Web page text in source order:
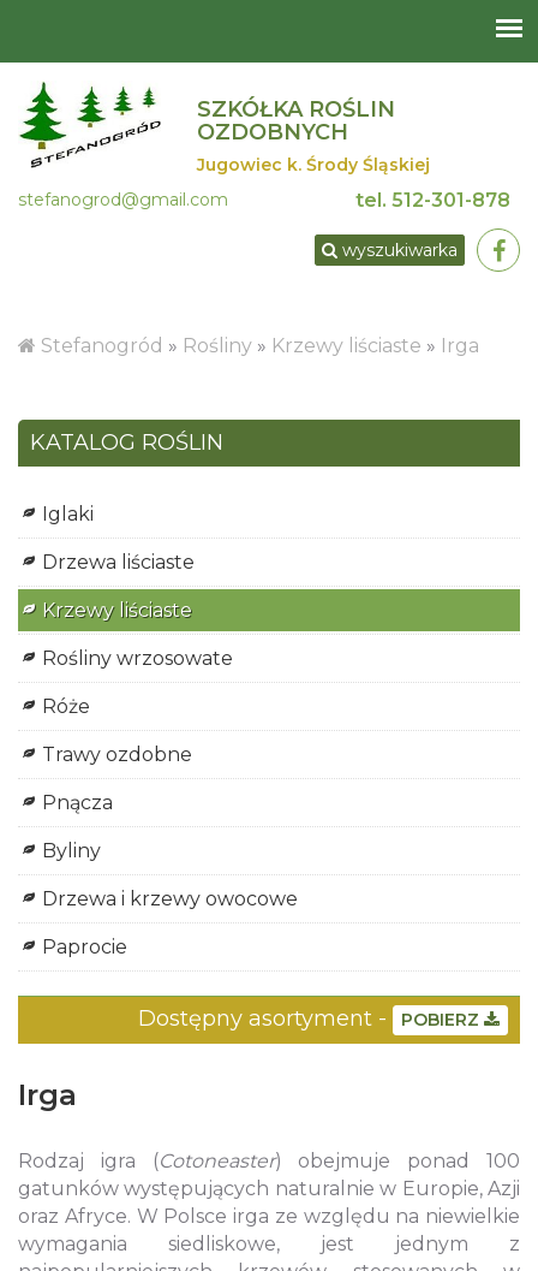
SZKÓŁKA ROŚLIN
OZDOBNYCH
Jugowiec k. Środy Śląskiej
stefanogrod@gmail.com
tel. 512-301-878
wyszukiwarka
Stefanogród » Rośliny » Krzewy liściaste » Irga
KATALOG ROŚLIN
Iglaki
Drzewa liściaste
Krzewy liściaste
Rośliny wrzosowate
Róże
Trawy ozdobne
Pnącza
Byliny
Drzewa i krzewy owocowe
Paprocie
Dostępny asortyment - POBIERZ
Irga
Rodzaj igra (Cotoneaster) obejmuje ponad 100
gatunków występujących naturalnie w Europie, Azji
oraz Afryce. W Polsce irga ze względu na niewielkie
wymagania siedliskowe, jest jednym z